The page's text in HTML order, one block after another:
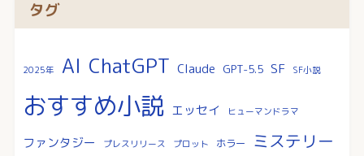
タグ
2025年 AI ChatGPT Claude GPT-5.5 SF SF小説
おすすめ小説 エッセイ ヒューマンドラマ
ファンタジー プレスリリース プロット ホラー ミステリー